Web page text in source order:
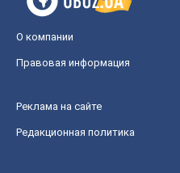
О компании
Правовая информация
Реклама на сайте
Редакционная политика